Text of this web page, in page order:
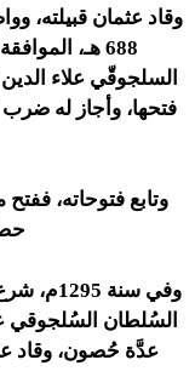
وقاد عثمان قبيلته،
السلجوقّي علاء
فتحها، وأجاز له
وتابع فتوحاته،
وفي سنة
السُلطان السُلجوقي
عدَّة حُصون، وقاد